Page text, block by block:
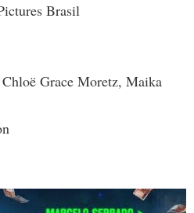
Brasil
Grace Moretz, Maika